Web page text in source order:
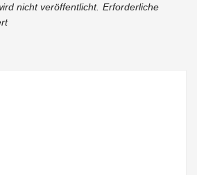
nicht veröffentlicht. Erforderliche